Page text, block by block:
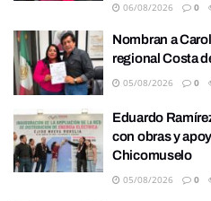
06/08/2026 0
Nombran a
regional Costa
05/08/2026 0
Eduardo
con obras y
Chicomuselo
05/08/2026 0